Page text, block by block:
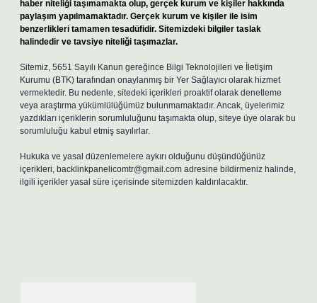
haber niteliği taşımamakta olup, gerçek kurum ve kişiler hakkında
paylaşım yapılmamaktadır. Gerçek kurum ve kişiler ile isim
benzerlikleri tamamen tesadüfidir. Sitemizdeki bilgiler taslak
halindedir ve tavsiye niteliği taşımazlar.
Sitemiz, 5651 Sayılı Kanun gereğince Bilgi Teknolojileri ve İletişim
Kurumu (BTK) tarafından onaylanmış bir Yer Sağlayıcı olarak hizmet
vermektedir. Bu nedenle, sitedeki içerikleri proaktif olarak denetleme
veya araştırma yükümlülüğümüz bulunmamaktadır. Ancak, üyelerimiz
yazdıkları içeriklerin sorumluluğunu taşımakta olup, siteye üye olarak bu
sorumluluğu kabul etmiş sayılırlar.
Hukuka ve yasal düzenlemelere aykırı olduğunu düşündüğünüz
içerikleri, backlinkpanelicomtr@gmail.com adresine bildirmeniz halinde,
ilgili içerikler yasal süre içerisinde sitemizden kaldırılacaktır.